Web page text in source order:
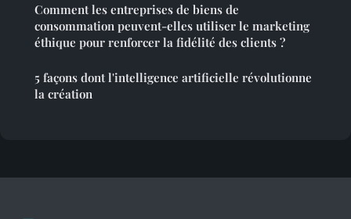
Comment les entreprises de biens de
consommation peuvent-elles utiliser le marketing
éthique pour renforcer la fidélité des clients ?
5 façons dont l'intelligence artificielle révolutionne
la création